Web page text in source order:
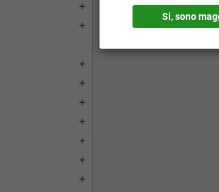
add
add
add
add
add
add
add
add
add
Si, sono